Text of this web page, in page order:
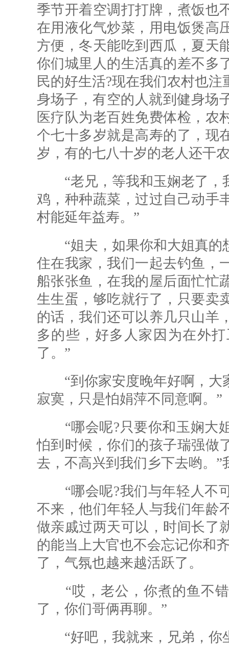
季节开着空调打打牌，煮饭也
在用液化气炒菜，用电饭煲高
方便，冬天能吃到西瓜，夏天
你们城里人的生活真的差不多
民的好生活?现在我们农村也
身场子，有空的人就到健身场
医疗队为老百姓免费体检，农
个七十多岁就是高寿的了，现
岁，有的七八十岁的老人还干
“老兄，等我和玉娴老了，
鸡，种种蔬菜，过过自己动手
村能延年益寿。”
“姐夫，如果你和大姐真的
住在我家，我们一起去钓鱼，
船张张鱼，在我的屋后面忙忙
生生蛋，够吃就行了，只要卖
的话，我们还可以养几只山羊
多的些，好多人家因为在外
了。”
“到你家安度晚年好啊，大
寂寞，只是怕娟萍不同意啊。”
“哪会呢?只要你和玉娴大
怕到时候，你们的孩子瑞强做
去，不高兴到我们乡下去哟。
“哪会呢?我们与年轻人不
不来，他们年轻人与我们年龄
做亲戚过两天可以，时间长了
的能当上大官也不会忘记你和
了，气氛也越来越活跃了。
“哎，老公，你煮的鱼不错
了，你们哥俩再聊。”
“好吧，我就来，兄弟，你